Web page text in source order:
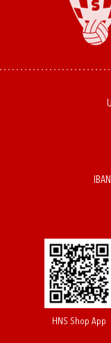
HNS Shop App